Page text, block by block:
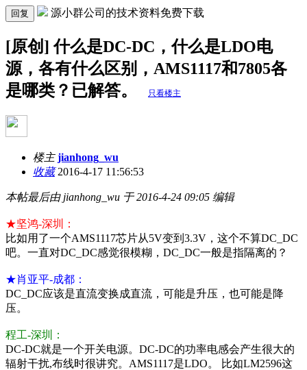
回复 源小群公司的技术资料免费下载
[原创] 什么是DC-DC，什么是LDO电
源，各有什么区别，AMS1117和7805各
是哪类？已解答。
只看楼主
楼主 jianhong_wu
收藏2016-4-17 11:56:53
本帖最后由 jianhong_wu 于 2016-4-24 09:05 编辑
★坚鸿-深圳：
比如用了一个AMS1117芯片从5V变到3.3V，这个不算DC_DC
吧。一直对DC_DC感觉很模糊，DC_DC一般是指隔离的？
★肖亚平-成都：
DC_DC应该是直流变换成直流，可能是升压，也可能是降
压。
程工-深圳：
DC-DC就是一个开关电源。DC-DC的功率电感会产生很大的
辐射干扰,布线时很讲究。AMS1117是LDO。 比如LM2596这